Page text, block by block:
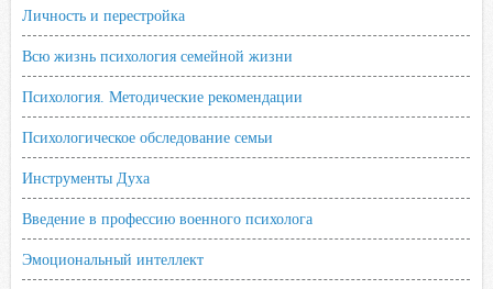
Личность и перестройка
Всю жизнь психология семейной жизни
Психология. Методические рекомендации
Психологическое обследование семьи
Инструменты Духа
Введение в профессию военного психолога
Эмоциональный интеллект